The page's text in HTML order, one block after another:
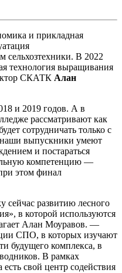
и прикладная
сельхозтехники. В 2022
технология выращивания
СКАТК Алан
и 2019 годов. А в
рассматривают как
сотрудничать только с
наши выпускники умеют
и постараться
компетенцию —
этом финал
сейчас развитию лесного
в которой используются
Алан Моуравов. —
СПО, в которых изучают
будущего комплекса, в
В рамках
свой центр содействия